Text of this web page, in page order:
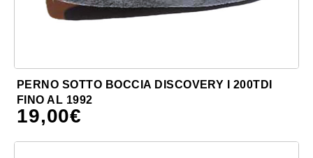
PERNO SOTTO BOCCIA DISCOVERY I 200TDI
FINO AL 1992
19,00€